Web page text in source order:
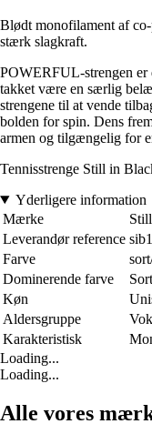
Blødt monofilament af
stærk slagkraft.
POWERFUL-strengen er
takket være en særlig
strengene til at vende
bolden for spin. Dens
armen og tilgængelig for
Tennisstrenge Still in
Yderligere information
Mærke
Leverandør reference
Farve
Dominerende farve
Sort
Køn
Aldersgruppe
Karakteristisk
Loading...
Loading...
Alle vores